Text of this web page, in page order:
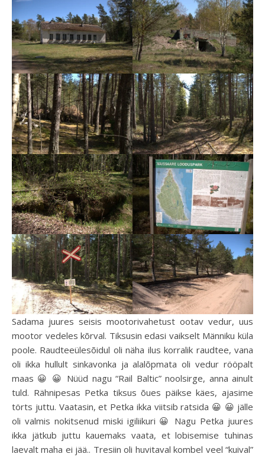
Sadama juures seisis mootorivahetust ootav vedur, uus
mootor vedeles kõrval. Tiksusin edasi vaikselt Männiku küla
poole. Raudteeülesõidul oli näha ilus korralik raudtee, vana
oli ikka hullult sinkavonka ja alalõpmata oli vedur rööpalt
maas 😀 😀 Nüüd nagu “Rail Baltic” noolsirge, anna ainult
tuld. Rähnipesas Petka tiksus õues päikse käes, ajasime
törts juttu. Vaatasin, et Petka ikka viitsib ratsida 😀 😀 jälle
oli valmis nokitsenud miski igiliikuri 😀 Nagu Petka juures
ikka jätkub juttu kauemaks vaata, et lobisemise tuhinas
laevalt maha ei jää.. Tresiin oli huvitaval kombel veel “kuival”